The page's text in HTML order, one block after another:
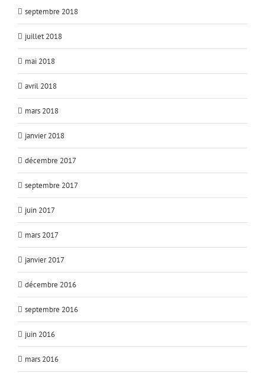
septembre 2018
juillet 2018
mai 2018
avril 2018
mars 2018
janvier 2018
décembre 2017
septembre 2017
juin 2017
mars 2017
janvier 2017
décembre 2016
septembre 2016
juin 2016
mars 2016